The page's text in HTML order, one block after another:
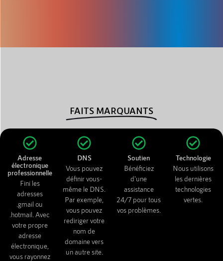
Adresse
électronique
professionnelle
Fini les
adresses
.gmail ou
.hotmail. Avec
votre propre
adresse
électronique,
vous rayonnez
DNS
Vous pouvez
définir vous-
même le DNS.
Par exemple,
vous pouvez
rediriger votre
nom de
domaine vers
un autre site.
Soutien
Bénéficiez
d'une
assistance
24/7 pour tous
vos problèmes.
Technologie
Nous utilisons
les dernières
technologies
vertes.
FAITS MARQUANTS